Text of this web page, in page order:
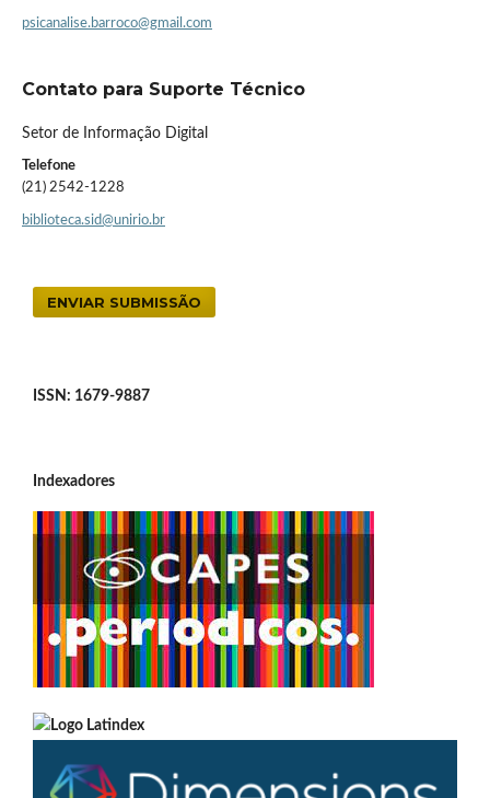
psicanalise.barroco@gmail.com
Contato para Suporte Técnico
Setor de Informação Digital
Telefone
(21) 2542-1228
biblioteca.sid@unirio.br
ENVIAR SUBMISSÃO
ISSN: 1679-9887
Indexadores